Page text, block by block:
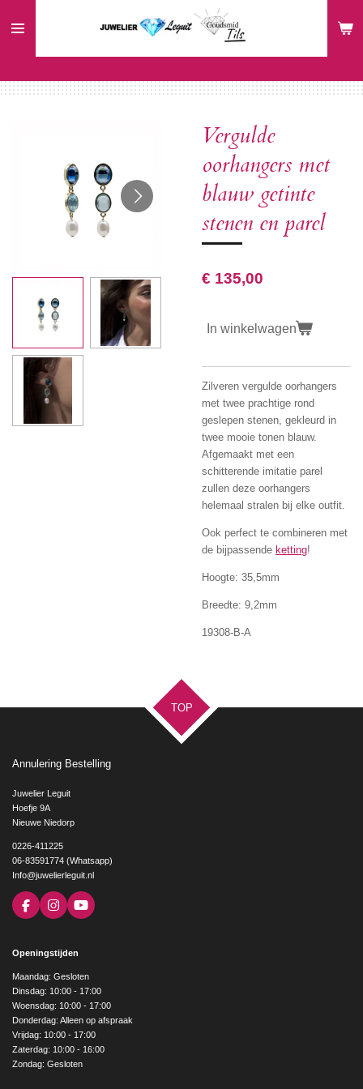
direct
hoofdinhoud
Vergulde
oorhangers met
blauw getinte
stenen en parel
€ 135,00
In winkelwagen
Zilveren vergulde oorhangers
met twee prachtige rond
geslepen stenen, gekleurd in
twee mooie tonen blauw.
Afgemaakt met een
schitterende imitatie parel
zullen deze oorhangers
helemaal stralen bij elke outfit.
Ook perfect te combineren met
de bijpassende ketting!
Hoogte: 35,5mm
Breedte: 9,2mm
19308-B-A
TOP
Annulering Bestelling
Juwelier Leguit
Hoefje 9A
Nieuwe Niedorp
0226-411225
06-83591774 (Whatsapp)
Info@juwelierleguit.nl
F
a
b
o
k
I
n
a
g
r
a
m
Y
o
e
Openingstijden
Maandag: Gesloten
Dinsdag: 10:00 - 17:00
Woensdag: 10:00 - 17:00
Donderdag: Alleen op afspraak
Vrijdag: 10:00 - 17:00
Zaterdag: 10:00 - 16:00
Zondag: Gesloten